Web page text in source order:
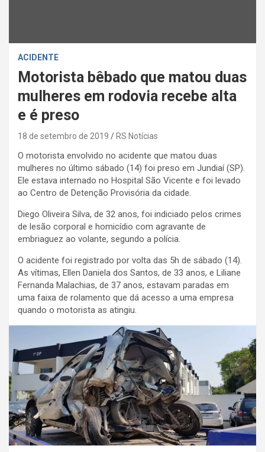
ACIDENTE
Motorista bêbado que matou duas
mulheres em rodovia recebe alta
e é preso
18 de setembro de 2019 RS Notícias
O motorista envolvido no acidente que matou duas
mulheres no último sábado (14) foi preso em Jundiaí (SP).
Ele estava internado no Hospital São Vicente e foi levado
ao Centro de Detenção Provisória da cidade.
Diego Oliveira Silva, de 32 anos, foi indiciado pelos crimes
de lesão corporal e homicídio com agravante de
embriaguez ao volante, segundo a polícia.
O acidente foi registrado por volta das 5h de sábado (14).
As vítimas, Ellen Daniela dos Santos, de 33 anos, e Liliane
Fernanda Malachias, de 37 anos, estavam paradas em
uma faixa de rolamento que dá acesso a uma empresa
quando o motorista as atingiu.